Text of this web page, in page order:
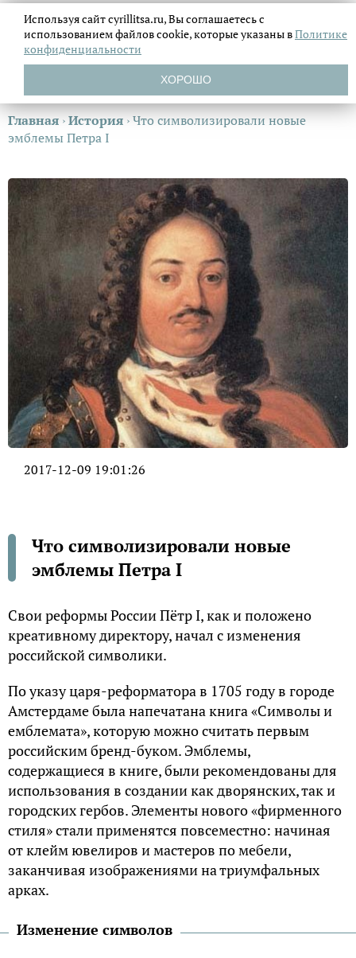
Главная ›История ›Что символизировали новые
эмблемы Петра I
2017-12-09 19:01:26
Что символизировали новые
эмблемы Петра I
Свои реформы России Пётр I, как и положено
креативному директору, начал с изменения
российской символики.
По указу царя-реформатора в 1705 году в городе
Амстердаме была напечатана книга «Символы и
емблемата», которую можно считать первым
российским бренд-буком. Эмблемы,
содержащиеся в книге, были рекомендованы для
использования в создании как дворянских, так и
городских гербов. Элементы нового «фирменного
стиля» стали применятся повсеместно: начиная
от клейм ювелиров и мастеров по мебели,
заканчивая изображениями на триумфальных
арках.
Изменение символов
Используя сайт cyrillitsa.ru, Вы соглашаетесь с
использованием файловcookie, которые указаны вПолитике
конфиденциальности
ХОРОШО